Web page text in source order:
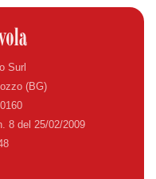
Surl
(BG)
8 del 25/02/2009